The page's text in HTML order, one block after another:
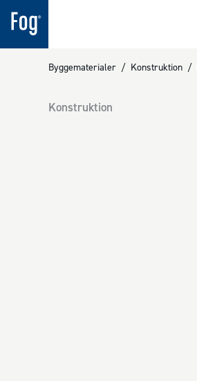
Byggematerialer / Konstruktion /
Konstruktion